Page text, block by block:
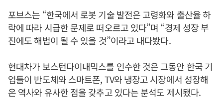
포브스는 “한국에서 로봇 기술 발전은 고령화와 출산율 하
락에 따라 시급한 문제로 떠오르고 있다”며 “경제 성장 부
진에도 해법이 될 수 있을 것”이라고 내다봤다.
현대차가 보스턴다이내믹스를 인수한 것은 그동안 한국 기
업들이 반도체와 스마트폰, TV와 냉장고 시장에서 성장해
온 역사와 유사한 점을 갖추고 있다는 분석도 제시됐다.